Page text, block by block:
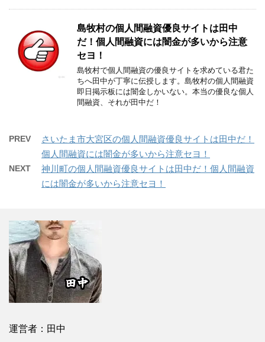
島牧村の個人間融資優良サイトは田中
だ！個人間融資には闇金が多いから注意
セヨ！
島牧村で個人間融資の優良サイトを求めている君た
ちへ田中が丁寧に伝授します。島牧村の個人間融資
即日掲示板には闇金しかいない。本当の優良な個人
間融資、それが田中だ！
PREV
さいたま市大宮区の個人間融資優良サイトは田中だ！
個人間融資には闇金が多いから注意セヨ！
NEXT
神川町の個人間融資優良サイトは田中だ！個人間融資
には闇金が多いから注意セヨ！
運営者：田中